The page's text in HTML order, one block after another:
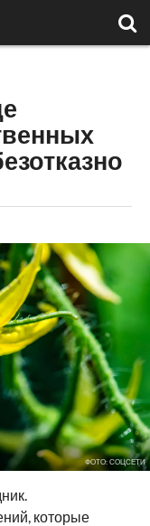
ФОТО: СОЦСЕТИ
которые